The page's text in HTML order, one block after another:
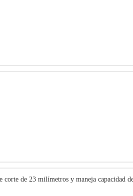
de 23 milímetros y maneja capacidad